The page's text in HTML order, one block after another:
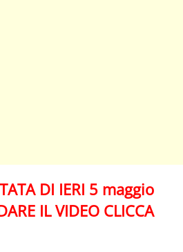
DI IERI 5 maggio
IL VIDEO CLICCA